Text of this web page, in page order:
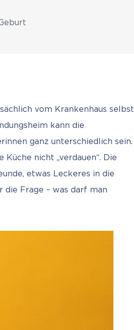
vom Krankenhaus selbst
kann die
ganz unterschiedlich sein.
nicht „verdauen“. Die
etwas Leckeres in die
die Frage – was darf man